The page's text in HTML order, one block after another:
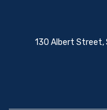
130 Albert Street,